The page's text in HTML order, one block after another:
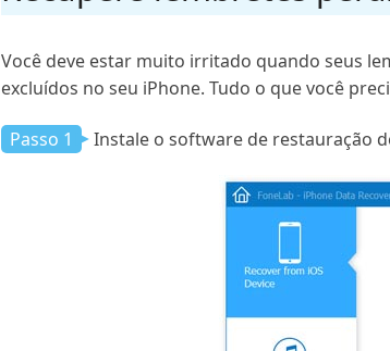
Você deve estar muito irritado quando seus
excluídos no seu iPhone. Tudo o que você
Passo 1 Instale o software de restauração